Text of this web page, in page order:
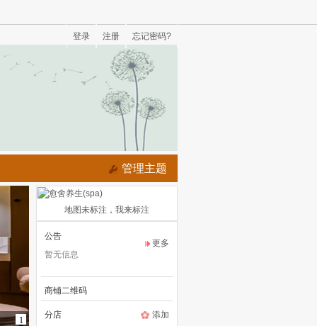
忘记密码?
注册
登录
管理主题
1
地图未标注，我来标注
更多
公告
暂无信息
商铺二维码
添加
分店